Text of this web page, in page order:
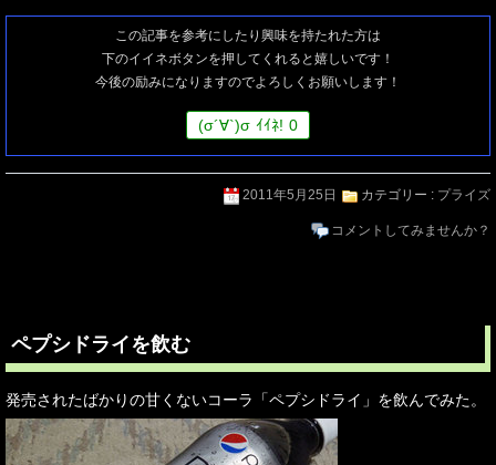
この記事を参考にしたり興味を持たれた方は
下のイイネボタンを押してくれると嬉しいです！
今後の励みになりますのでよろしくお願いします！
(σ´∀`)σ ｲｲﾈ! 0
2011年5月25日 カテゴリー : プライズ
コメントしてみませんか？
ペプシドライを飲む
発売されたばかりの甘くないコーラ「ペプシドライ」を飲んでみた。